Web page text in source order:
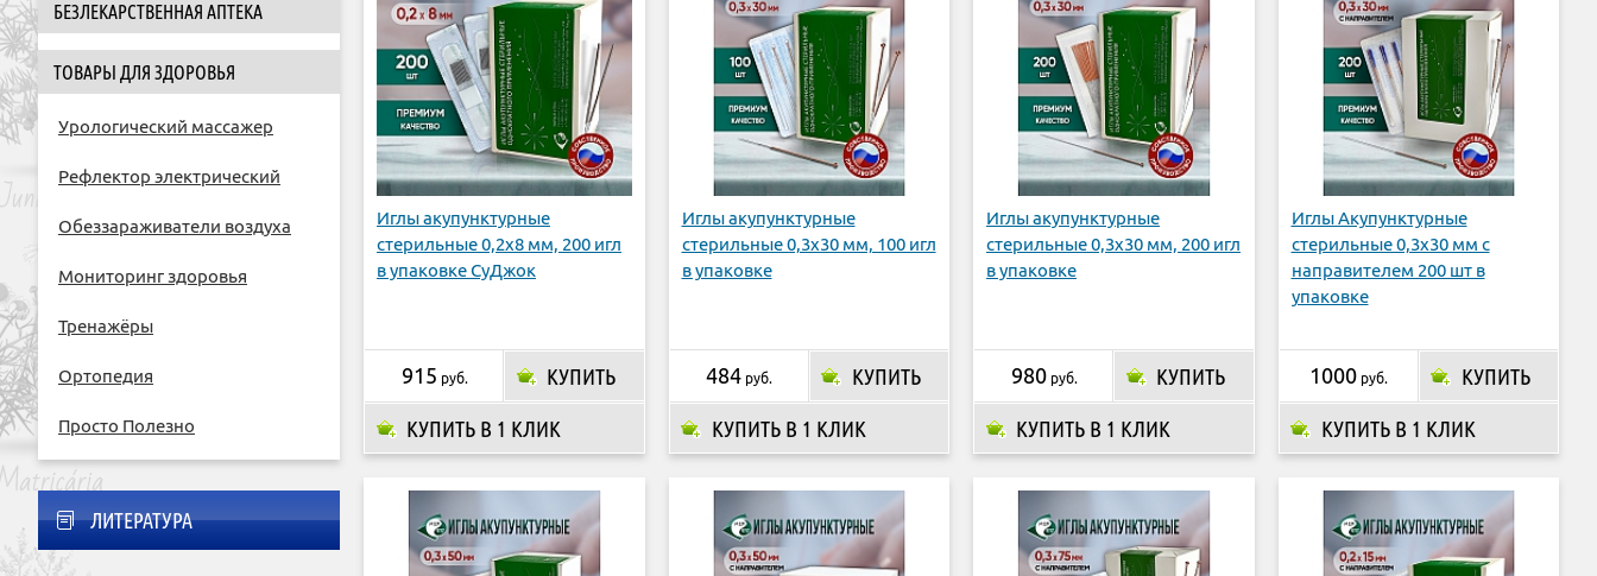
Иглы акупунктурные
стерильные 0,2х8 мм, 200 игл
в упаковке СуДжок
КУПИТЬ В 1 КЛИК
915 руб. КУПИТЬ
Иглы акупунктурные
стерильные 0,3х30 мм, 100 игл
в упаковке
КУПИТЬ В 1 КЛИК
484 руб. КУПИТЬ
Иглы акупунктурные
стерильные 0,3х30 мм, 200 игл
в упаковке
КУПИТЬ В 1 КЛИК
980руб. КУПИТЬ
Иглы Акупунктурные
стерильные 0,3х30 мм с
направителем 200 шт в
упаковке
КУПИТЬ В 1 КЛИК
1000 руб. КУПИТЬ
БЕЗЛЕКАРСТВЕННАЯ АПТЕКА
ТОВАРЫ ДЛЯ ЗДОРОВЬЯ
Урологический массажер
Рефлектор электрический
Обеззараживатели воздуха
Мониторинг здоровья
Тренажёры
Ортопедия
Просто Полезно
ЛИТЕРАТУРА